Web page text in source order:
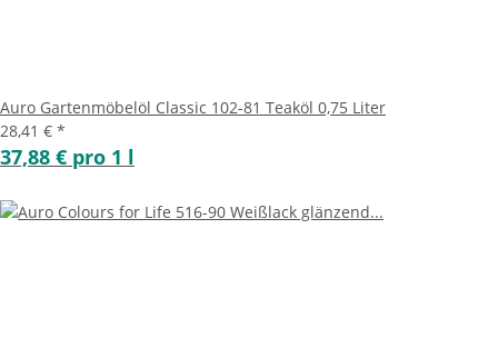
Auro Gartenmöbelöl Classic 102-81 Teaköl 0,75 Liter
28,41 € *
37,88 € pro 1 l